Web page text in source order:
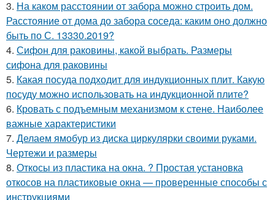
3. На каком расстоянии от забора можно строить дом.
Расстояние от дома до забора соседа: каким оно должно
быть по С. 13330.2019?
4. Сифон для раковины, какой выбрать. Размеры
сифона для раковины
5. Какая посуда подходит для индукционных плит. Какую
посуду можно использовать на индукционной плите?
6. Кровать с подъемным механизмом к стене. Наиболее
важные характеристики
7. Делаем ямобур из диска циркулярки своими руками.
Чертежи и размеры
8. Откосы из пластика на окна. ? Простая установка
откосов на пластиковые окна — проверенные способы с
инструкциями